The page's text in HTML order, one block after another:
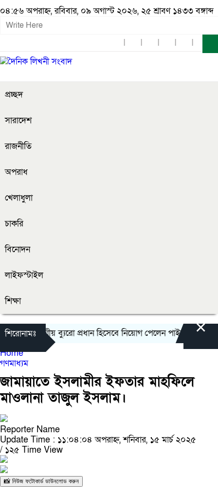
০৪:৫৬ অপরাহ্ন, রবিবার, ০৯ অগাস্ট ২০২৬, ২৫ শ্রাবণ ১৪৩৩ বঙ্গাব্দ
প্রচ্ছদ
সারাদেশ
রাজনীতি
অপরাধ
খেলাধুলা
চাকরি
বিনোদন
লাইফস্টাইল
শিক্ষা
শিরোনামঃ
বিভাগীয় ব্যুরো প্রধান হিসেবে নিয়োগ পেলেন পাইকগাছার সোহেল
×
Home
গণমাধ্যম
জামায়াতে ইসলামীর ইফতার মাহফিলে
মাওলানা তাজুল ইসলাম।
Reporter Name
Update Time : ১১:০৪:০৪ অপরাহ্ন, শনিবার, ১৫ মার্চ ২০২৫
/ ১২৫ Time View
📸 নিউজ ফটোকার্ড ডাউনলোড করুন